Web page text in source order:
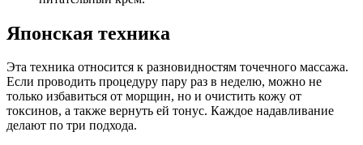
Японская техника
Эта техника относится к разновидностям точечного массажа.
Если проводить процедуру пару раз в неделю, можно не
только избавиться от морщин, но и очистить кожу от
токсинов, а также вернуть ей тонус. Каждое надавливание
делают по три подхода.